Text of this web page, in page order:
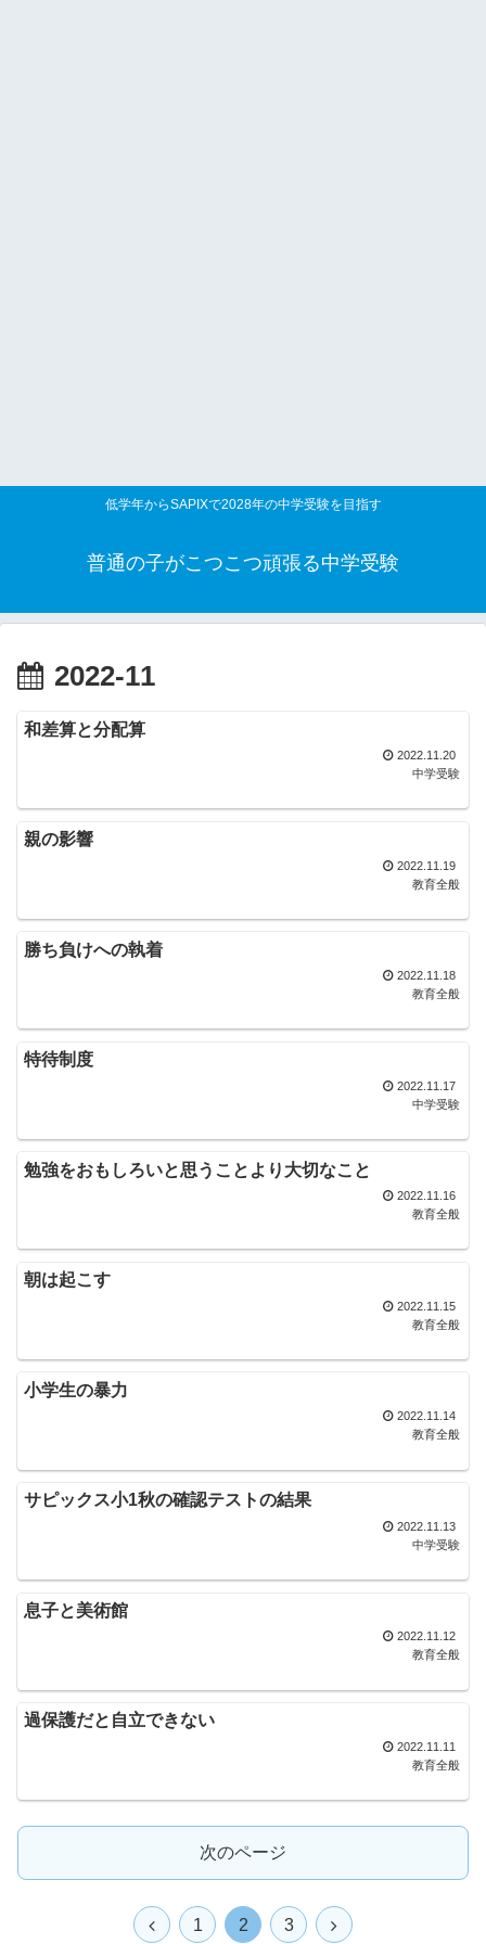
低学年からSAPIXで2028年の中学受験を目指す
普通の子がこつこつ頑張る中学受験
2022-11
和差算と分配算
2022.11.20
中学受験
親の影響
2022.11.19
教育全般
勝ち負けへの執着
2022.11.18
教育全般
特待制度
2022.11.17
中学受験
勉強をおもしろいと思うことより大切なこと
2022.11.16
教育全般
朝は起こす
2022.11.15
教育全般
小学生の暴力
2022.11.14
教育全般
サピックス小1秋の確認テストの結果
2022.11.13
中学受験
息子と美術館
2022.11.12
教育全般
過保護だと自立できない
2022.11.11
教育全般
次のページ
1 2 3